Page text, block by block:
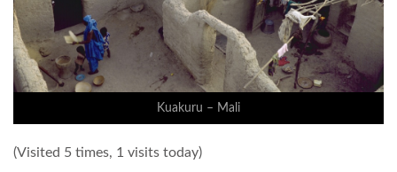
Kuakuru – Mali
(Visited 5 times, 1 visits today)